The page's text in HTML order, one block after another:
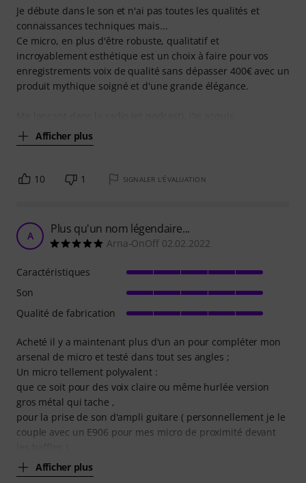
Je débute dans le son et n'ai pas toutes les qualités et
connaissances techniques mais...
Ce micro, en plus d'être robuste, qualitatif et
incroyablement esthétique est un choix à faire pour vos
enregistrements voix de qualité sans dépasser 400€ avec un
produit mythique soigné et d'une grande élégance.
Afficher plus
10 1 SIGNALER L'ÉVALUATION
A Plus qu'un nom légendaire...
Arna-OnOff 02.02.2022
Acheté il y a maintenant plus d'un an pour compléter mon
arsenal de micro et testé dans tout ses angles ;
Un micro tellement polyvalent :
que ce soit pour des voix claire ou même hurlée version
gros métal qui tache ,
pour la prise de son d'ampli guitare ( personnellement je le
couple avec un E906 pour mes micro de proximité devant
Afficher plus
Caractéristiques
Son
Qualité de fabrication